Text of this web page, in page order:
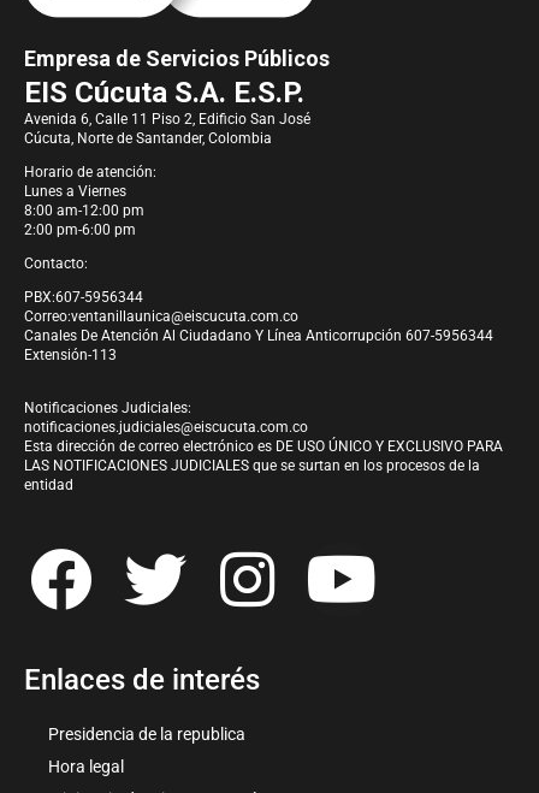
Empresa de Servicios Públicos
EIS Cúcuta S.A. E.S.P.
Avenida 6, Calle 11 Piso 2, Edificio San José
Cúcuta, Norte de Santander, Colombia
Horario de atención:
Lunes a Viernes
8:00 am-12:00 pm
2:00 pm-6:00 pm
Contacto:
PBX:607-5956344
Correo:ventanillaunica@eiscucuta.com.co
Canales De Atención Al Ciudadano Y Línea Anticorrupción 607-5956344
Extensión-113
Notificaciones Judiciales:
notificaciones.judiciales@eiscucuta.com.co
Esta dirección de correo electrónico es DE USO ÚNICO Y EXCLUSIVO PARA
LAS NOTIFICACIONES JUDICIALES que se surtan en los procesos de la
entidad
Enlaces de interés
Presidencia de la republica
Hora legal